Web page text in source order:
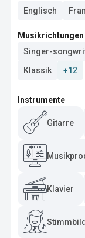
Englisch
Musikrichtungen
Singer-
Klassik
+12
Instrumente
Gitarre
Klavier